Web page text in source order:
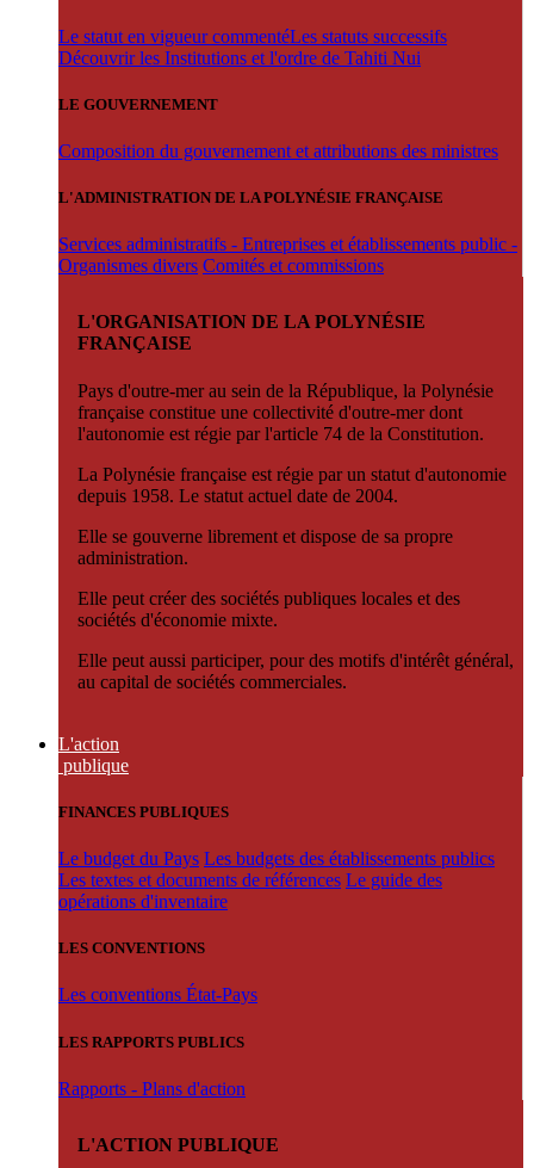
Le statut en vigueur commentéLes statuts successifs
Découvrir les Institutions et l'ordre de Tahiti Nui
LE GOUVERNEMENT
Composition du gouvernement et attributions des ministres
L'ADMINISTRATION DE LA POLYNÉSIE FRANÇAISE
Services administratifs - Entreprises et établissements public -
Organismes divers Comités et commissions
L'ORGANISATION DE LA POLYNÉSIE
FRANÇAISE
Pays d'outre-mer au sein de la République, la Polynésie
française constitue une collectivité d'outre-mer dont
l'autonomie est régie par l'article 74 de la Constitution.
La Polynésie française est régie par un statut d'autonomie
depuis 1958. Le statut actuel date de 2004.
Elle se gouverne librement et dispose de sa propre
administration.
Elle peut créer des sociétés publiques locales et des
sociétés d'économie mixte.
Elle peut aussi participer, pour des motifs d'intérêt général,
au capital de sociétés commerciales.
L'action
publique
FINANCES PUBLIQUES
Le budget du Pays Les budgets des établissements publics
Les textes et documents de références Le guide des
opérations d'inventaire
LES CONVENTIONS
Les conventions État-Pays
LES RAPPORTS PUBLICS
Rapports - Plans d'action
L'ACTION PUBLIQUE